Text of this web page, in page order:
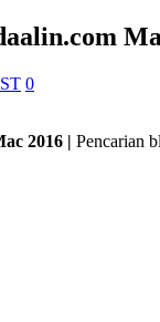
0
2016 | Pencarian